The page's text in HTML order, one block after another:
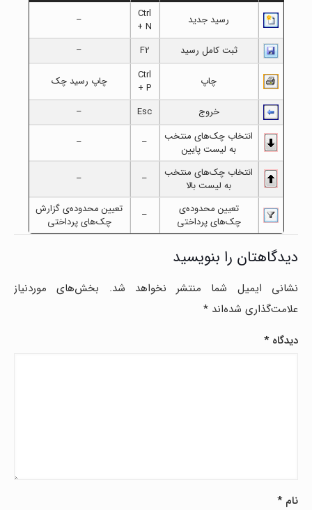
رسید جدید
Ctrl
+ N
–
ثبت کامل رسید F2
–
چاپ
Ctrl
+ P
چاپ رسید چک
خروج Esc
–
انتخاب چک‌های منتخب
به لیست پایین
–
–
انتخاب چک‌های منتخب
به لیست بالا
–
–
تعیین محدوده‌ی
چک‌های پرداختی
–
تعیین محدوده‌ی گزارش
چک‌های پرداختی
دیدگاهتان را بنویسید
نشانی ایمیل شما منتشر نخواهد شد.
بخش‌های موردنیاز
علامت‌گذاری شده‌اند *
دیدگاه*
نام*